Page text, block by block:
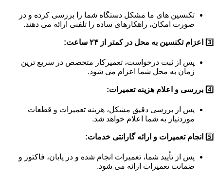
تکنسین های ما مشکل دستگاه شما را بررسی کرده و در
صورت امکان، راهکارهای ساده را تلفنی ارائه می دهند.
3️⃣ اعزام تکنسین به محل در کمتر از ۲۴ ساعت:
پس از ثبت درخواست، تعمیرکار متخصص در سریع ترین
زمان به محل شما اعزام می شود.
4️⃣ بررسی و اعلام هزینه تعمیرات:
پس از بررسی دقیق مشکل، هزینه تعمیرات و قطعات
موردنیاز به شما اعلام خواهد شد.
5️⃣ انجام تعمیرات و ارائه گارانتی خدمات:
پس از تأیید شما، تعمیرات انجام شده و در پایان، فاکتور و
ضمانت تعمیرات ارائه می شود.